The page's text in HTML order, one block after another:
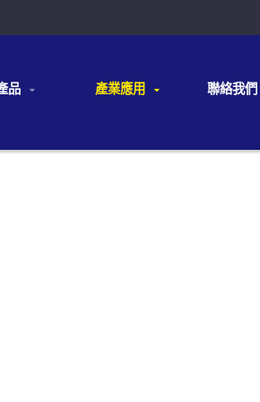
品 產業應用 聯絡我們